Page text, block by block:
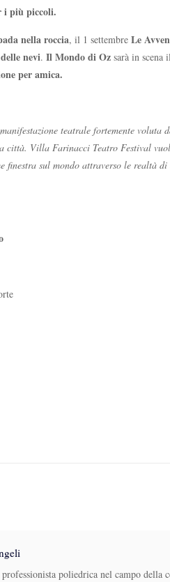
i più piccoli.
nella roccia, il 1 settembreLe
nevi.Il Mondo di Ozsarà in scena
per amica.
teatrale fortemente
città. Villa Farinacci Teatro Festival
finestra sul mondo attraverso le
poliedrica nel campo della